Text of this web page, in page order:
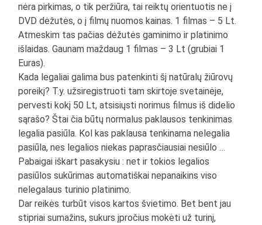
nėra pirkimas, o tik peržiūra, tai reiktų orientuotis ne į
DVD dėžutės, o į filmų nuomos kainas. 1 filmas – 5 Lt.
Atmeskim tas pačias dėžutės gaminimo ir platinimo
išlaidas. Gaunam maždaug 1 filmas – 3 Lt (grubiai 1
Euras).
Kada legaliai galima bus patenkinti šį natūralų žiūrovų
poreikį? T.y. užsiregistruoti tam skirtoje svetainėje,
pervesti kokį 50 Lt, atsisiųsti norimus filmus iš didelio
sąrašo? Štai čia būtų normalus paklausos tenkinimas
legalia pasiūla. Kol kas paklausa tenkinama nelegalia
pasiūla, nes legalios niekas paprasčiausiai nesiūlo …
Pabaigai iškart pasakysiu : net ir tokios legalios
pasiūlos sukūrimas automatiškai nepanaikins viso
nelegalaus turinio platinimo.
Dar reikės turbūt visos kartos švietimo. Bet bent jau
stipriai sumažins, sukurs įpročius mokėti už turinį,